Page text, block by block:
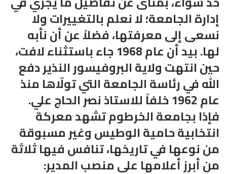
إدارة الجامعة؛ لا نعلم بالتغييرات ولا
نسعى إلى معرفتها، فضلاً عن أن نأبه
لها. بيد أن عام 1968 جاء باستثناء لافت،
حين انتهت ولاية البروفيسور النذير دفع
الله في رئاسة الجامعة التي تولّاها منذ
عام 1962 خلفاً للاستاذ نصر الحاج علي.
فإذا بجامعة الخرطوم تشهد معركة
انتخابية حامية الوطيس وغير مسبوقة
من نوعها في تاريخها، تنافس فيها ثلاثة
من أبرز أعلامها على منصب المدير: